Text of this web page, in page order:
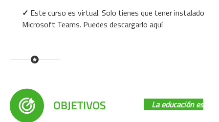
✓ Este curso es virtual. Solo tienes que tener instalado
Microsoft Teams. Puedes descargarlo aquí
La educación es